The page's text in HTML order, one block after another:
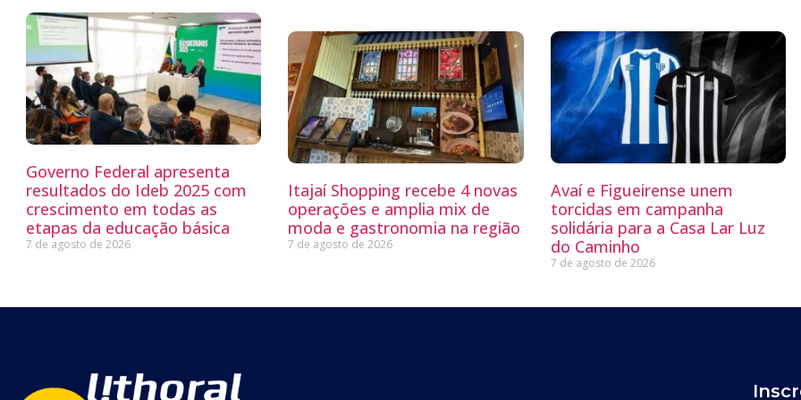
Governo Federal apresenta
resultados do Ideb 2025 com
crescimento em todas as
etapas da educação básica
7 de agosto de 2026
Itajaí Shopping recebe 4 novas
operações e amplia mix de
moda e gastronomia na região
7 de agosto de 2026
Avaí e Figueirense unem
torcidas em campanha
solidária para a Casa Lar Luz
do Caminho
7 de agosto de 2026